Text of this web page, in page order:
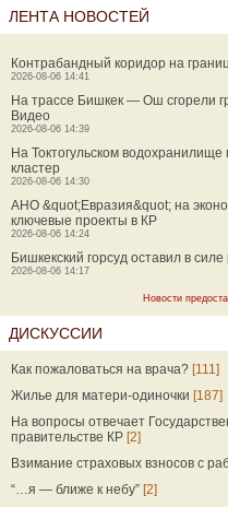
ЛЕНТА НОВОСТЕЙ
Контрабандный коридор на
2026-08-06 14:41
На трассе Бишкек — Ош сгорели
Видео
2026-08-06 14:39
На Токтогульском
кластер
2026-08-06 14:30
АНО &quot;Евразия&quot; на
ключевые проекты в КР
2026-08-06 14:24
Бишкекский горсуд оставил в
2026-08-06 14:17
Новости
ДИСКУССИИ
Как пожаловаться на врача? [111]
Жилье для матери-одиночки [187]
На вопросы отвечает
правительстве КР [2]
Взимание страховых взносов с
“…я — ближе к небу” [2]